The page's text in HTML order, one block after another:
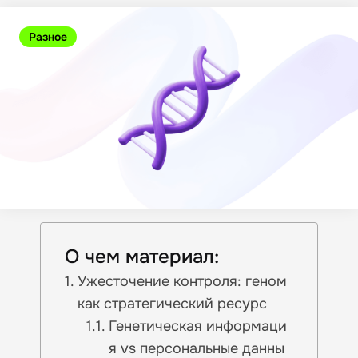
Разное
О чем материал:
Ужесточение контроля: геном
как стратегический ресурс
Генетическая информаци
я vs персональные данны